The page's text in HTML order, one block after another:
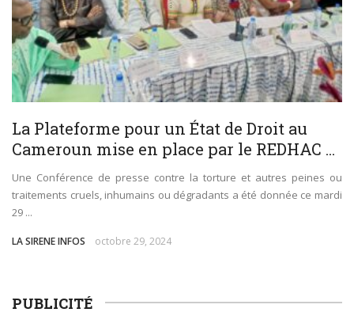
La Plateforme pour un État de Droit au
Cameroun mise en place par le REDHAC ...
Une Conférence de presse contre la torture et autres peines ou
traitements cruels, inhumains ou dégradants a été donnée ce mardi
29 ...
LA SIRENE INFOS octobre 29, 2024
PUBLICITÉ